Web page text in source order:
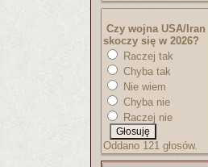
Czy wojna USA/Iran
skoczy się w 2026?
Raczej tak
Chyba tak
Nie wiem
Chyba nie
Raczej nie
Oddano 121 głosów.